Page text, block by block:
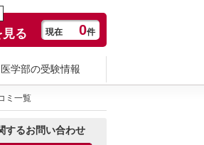
る 現在 0件
医学部の受験情報
ミ一覧
するお問い合わせ